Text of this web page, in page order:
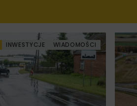
INWESTYCJE WIADOMOŚCI